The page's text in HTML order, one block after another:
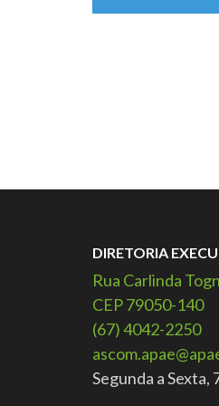
DIRETORIA
Rua Carlinda
CEP 79050-140
(67) 4042-2250
Segunda a Sexta,